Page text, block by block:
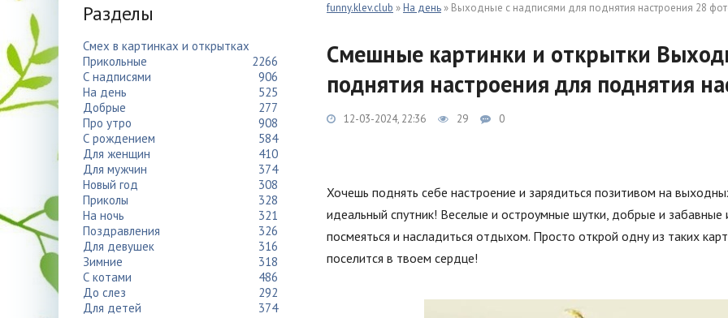
funny.klev.club »На день » Выходные с надписями для поднятия настроения 28
Смешные картинки и открытки
поднятия настроения для поднятия
12-03-2024, 22:36 29 0
Хочешь поднять себе настроение и зарядиться позитивом на
идеальный спутник! Веселые и остроумные шутки, добрые и забавные
посмеяться и насладиться отдыхом. Просто открой одну из таких
поселится в твоем сердце!
Разделы
Смех в картинках и открытках
Прикольные
2266
С надписями
906
На день
525
Добрые
277
Про утро
908
С рождением
584
Для женщин
410
Для мужчин
374
Новый год
308
Приколы
328
На ночь
321
Поздравления
326
Для девушек
316
Зимние
318
С котами
486
До слез
292
Для детей
374